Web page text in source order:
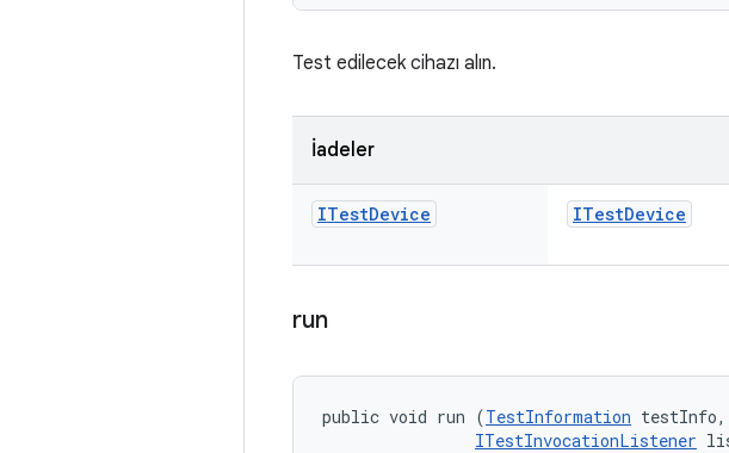
Test edilecek cihazı alın.
İadeler
ITestDevice ITestDevice
run
public void run (TestInformation testInfo,
ITestInvocationListener